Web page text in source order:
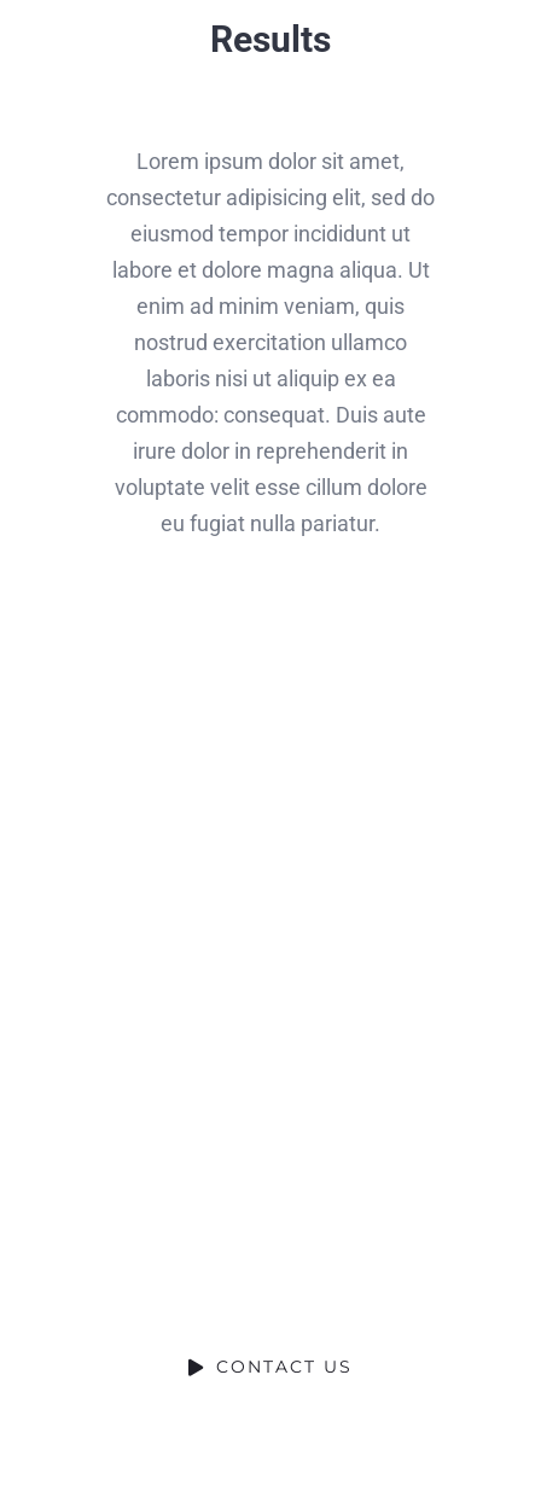
Results
Lorem ipsum dolor sit amet,
consectetur adipisicing elit, sed do
eiusmod tempor incididunt ut
labore et dolore magna aliqua. Ut
enim ad minim veniam, quis
nostrud exercitation ullamco
laboris nisi ut aliquip ex ea
commodo: consequat. Duis aute
irure dolor in reprehenderit in
voluptate velit esse cillum dolore
eu fugiat nulla pariatur.
CONTACT US